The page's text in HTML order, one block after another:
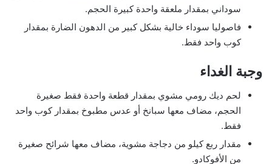
سوداني بمقدار ملعقة واحدة كبيرة الحجم.
فاصوليا سوداء خالية بشكل كبير من الدهون الضارة بمقدار
كوب واحد فقط.
وجبة الغداء
لحم ديك رومي مشوي بمقدار قطعة واحدة فقط صغيرة
الحجم، مضاف معها سبانخ أو عدس مطبوخ بمقدار كوب واحد
فقط.
مقدار ربع كيلو من دجاجة مشوية، مضاف معها شرائح صغيرة
من الأفوكادو.